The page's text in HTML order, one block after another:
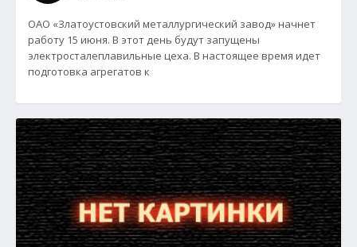
ОАО «Златоустовский металлургический завод» начнет
работу 15 июня. В этот день будут запущены
электросталеплавильные цеха. В настоящее время идет
подготовка агрегатов к